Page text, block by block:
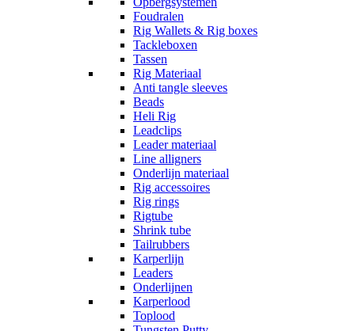
Foudralen
Rig Wallets & Rig boxes
Tackleboxen
Tassen
Rig Materiaal
Anti tangle sleeves
Beads
Heli Rig
Leadclips
Leader materiaal
Line alligners
Onderlijn materiaal
Rig accessoires
Rig rings
Rigtube
Shrink tube
Tailrubbers
Karperlijn
Leaders
Onderlijnen
Karperlood
Toplood